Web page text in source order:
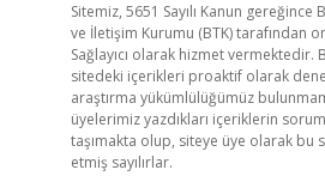
Sitemiz, 5651 Sayılı Kanun
ve İletişim Kurumu (BTK) tarafından
Sağlayıcı olarak hizmet vermektedir.
sitedeki içerikleri proaktif olarak
araştırma yükümlülüğümüz
üyelerimiz yazdıkları içeriklerin
taşımakta olup, siteye üye olarak bu
etmiş sayılırlar.